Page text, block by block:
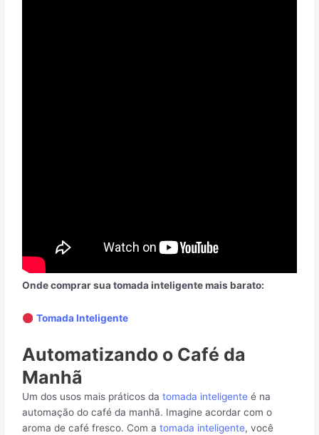
Onde comprar sua tomada inteligente mais barato:
Tomada Inteligente
Automatizando o Café da
Manhã
Um dos usos mais práticos datomada inteligente é na
automação do café da manhã. Imagine acordar com o
aroma de café fresco. Com atomada inteligente, você